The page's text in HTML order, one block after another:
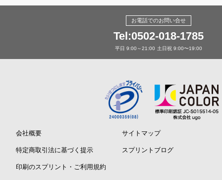
お電話でのお問い合せ
Tel:0502-018-1785
平日 9:00～21:00 土日祝 9:00〜19:00
会社概要
特定商取引法に基づく提示
印刷のスプリント・ご利用規約
サイトマップ
スプリントブログ